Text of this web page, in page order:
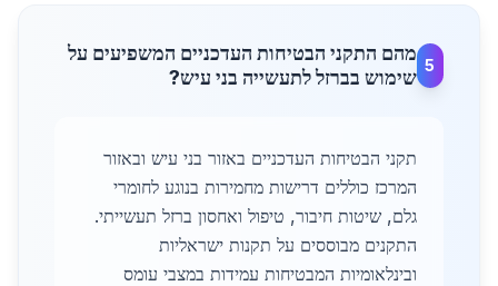
5
מהם התקני הבטיחות העדכניים המשפיעים על
שימוש בברזל לתעשייה בני עיש?
תקני הבטיחות העדכניים באזור בני עיש ובאזור
המרכז כוללים דרישות מחמירות בנוגע לחומרי
גלם, שיטות חיבור, טיפול ואחסון ברזל תעשייתי.
התקנים מבוססים על תקנות ישראליות
ובינלאומיות המבטיחות עמידות במצבי עומס